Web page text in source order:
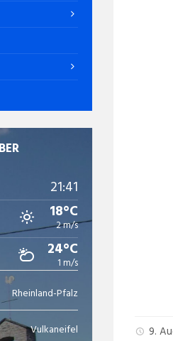
21:41
18°C
2 m/s
24°C
1 m/s
Rheinland-Pfalz
Vulkaneifel 9.